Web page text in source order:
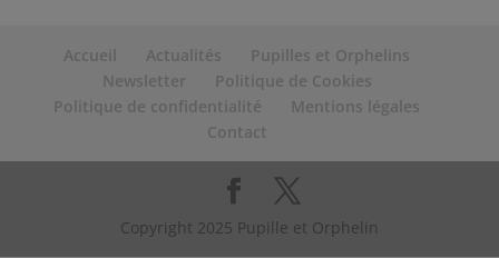
Accueil Actualités
Pupilles et Orphelins
Newsletter
Politique de Cookies
Politique de confidentialité
Mentions légales
Contact
Copyright 2025 Pupille et Orphelin